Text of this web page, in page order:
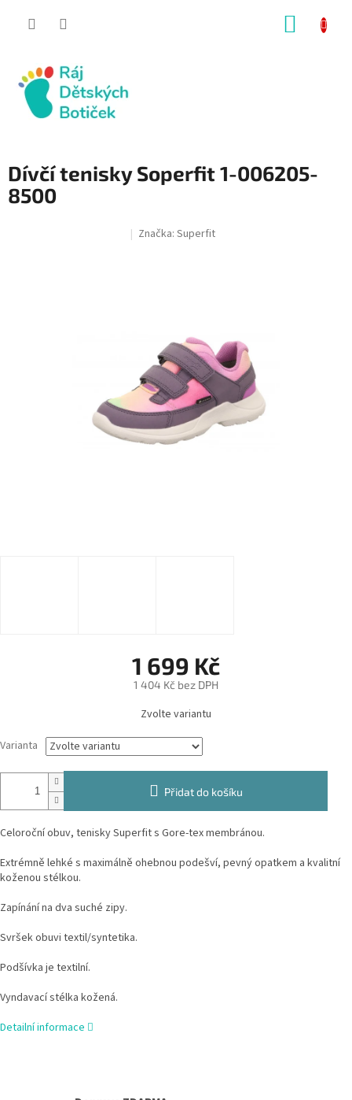
Dívčí tenisky Soperfit 1-006205-
8500
Značka: Superfit
1 699 Kč
1 404 Kč bez DPH
Měrná
cena:
Zvolte variantu
Varianta
Přidat do košíku
Celoroční obuv, tenisky Superfit s Gore-tex membránou.
Extrémně lehké s maximálně ohebnou podešví, pevný opatkem a kvalitní
koženou stélkou.
Zapínání na dva suché zipy.
Svršek obuvi textil/syntetika.
Podšívka je textilní.
Vyndavací stélka kožená.
Detailní informace